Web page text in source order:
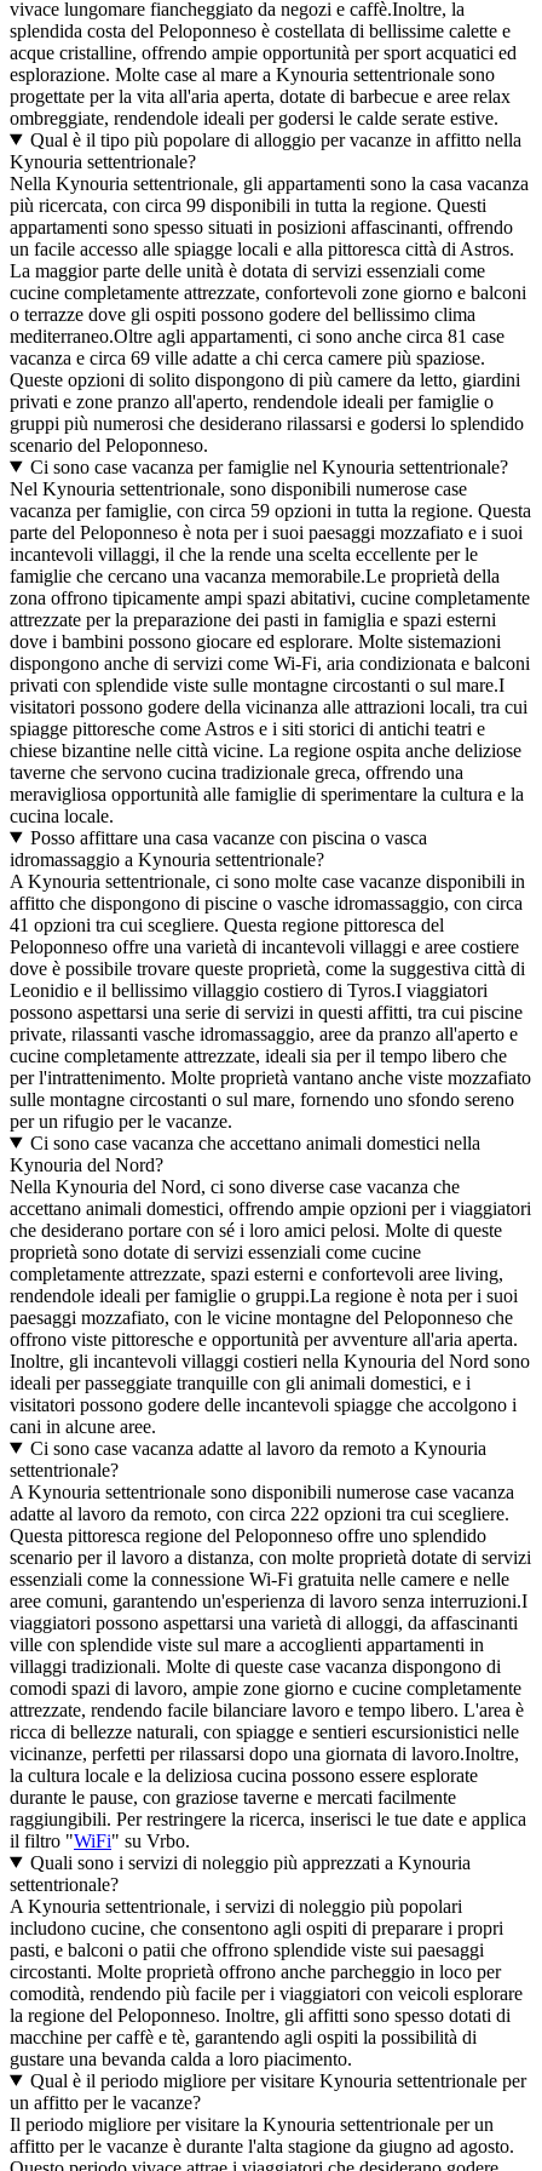
vivace lungomare fiancheggiato da negozi e caffè.Inoltre, la
splendida costa del Peloponneso è costellata di bellissime calette e
acque cristalline, offrendo ampie opportunità per sport acquatici ed
esplorazione. Molte case al mare a Kynouria settentrionale sono
progettate per la vita all'aria aperta, dotate di barbecue e aree relax
ombreggiate, rendendole ideali per godersi le calde serate estive.
Qual è il tipo più popolare di alloggio per vacanze in affitto nella
Kynouria settentrionale?
Nella Kynouria settentrionale, gli appartamenti sono la casa vacanza
più ricercata, con circa 99 disponibili in tutta la regione. Questi
appartamenti sono spesso situati in posizioni affascinanti, offrendo
un facile accesso alle spiagge locali e alla pittoresca città di Astros.
La maggior parte delle unità è dotata di servizi essenziali come
cucine completamente attrezzate, confortevoli zone giorno e balconi
o terrazze dove gli ospiti possono godere del bellissimo clima
mediterraneo.Oltre agli appartamenti, ci sono anche circa 81 case
vacanza e circa 69 ville adatte a chi cerca camere più spaziose.
Queste opzioni di solito dispongono di più camere da letto, giardini
privati e zone pranzo all'aperto, rendendole ideali per famiglie o
gruppi più numerosi che desiderano rilassarsi e godersi lo splendido
scenario del Peloponneso.
Ci sono case vacanza per famiglie nel Kynouria settentrionale?
Nel Kynouria settentrionale, sono disponibili numerose case
vacanza per famiglie, con circa 59 opzioni in tutta la regione. Questa
parte del Peloponneso è nota per i suoi paesaggi mozzafiato e i suoi
incantevoli villaggi, il che la rende una scelta eccellente per le
famiglie che cercano una vacanza memorabile.Le proprietà della
zona offrono tipicamente ampi spazi abitativi, cucine completamente
attrezzate per la preparazione dei pasti in famiglia e spazi esterni
dove i bambini possono giocare ed esplorare. Molte sistemazioni
dispongono anche di servizi come Wi-Fi, aria condizionata e balconi
privati con splendide viste sulle montagne circostanti o sul mare.I
visitatori possono godere della vicinanza alle attrazioni locali, tra cui
spiagge pittoresche come Astros e i siti storici di antichi teatri e
chiese bizantine nelle città vicine. La regione ospita anche deliziose
taverne che servono cucina tradizionale greca, offrendo una
meravigliosa opportunità alle famiglie di sperimentare la cultura e la
cucina locale.
Posso affittare una casa vacanze con piscina o vasca
idromassaggio a Kynouria settentrionale?
A Kynouria settentrionale, ci sono molte case vacanze disponibili in
affitto che dispongono di piscine o vasche idromassaggio, con circa
41 opzioni tra cui scegliere. Questa regione pittoresca del
Peloponneso offre una varietà di incantevoli villaggi e aree costiere
dove è possibile trovare queste proprietà, come la suggestiva città di
Leonidio e il bellissimo villaggio costiero di Tyros.I viaggiatori
possono aspettarsi una serie di servizi in questi affitti, tra cui piscine
private, rilassanti vasche idromassaggio, aree da pranzo all'aperto e
cucine completamente attrezzate, ideali sia per il tempo libero che
per l'intrattenimento. Molte proprietà vantano anche viste mozzafiato
sulle montagne circostanti o sul mare, fornendo uno sfondo sereno
per un rifugio per le vacanze.
Ci sono case vacanza che accettano animali domestici nella
Kynouria del Nord?
Nella Kynouria del Nord, ci sono diverse case vacanza che
accettano animali domestici, offrendo ampie opzioni per i viaggiatori
che desiderano portare con sé i loro amici pelosi. Molte di queste
proprietà sono dotate di servizi essenziali come cucine
completamente attrezzate, spazi esterni e confortevoli aree living,
rendendole ideali per famiglie o gruppi.La regione è nota per i suoi
paesaggi mozzafiato, con le vicine montagne del Peloponneso che
offrono viste pittoresche e opportunità per avventure all'aria aperta.
Inoltre, gli incantevoli villaggi costieri nella Kynouria del Nord sono
ideali per passeggiate tranquille con gli animali domestici, e i
visitatori possono godere delle incantevoli spiagge che accolgono i
cani in alcune aree.
Ci sono case vacanza adatte al lavoro da remoto a Kynouria
settentrionale?
A Kynouria settentrionale sono disponibili numerose case vacanza
adatte al lavoro da remoto, con circa 222 opzioni tra cui scegliere.
Questa pittoresca regione del Peloponneso offre uno splendido
scenario per il lavoro a distanza, con molte proprietà dotate di servizi
essenziali come la connessione Wi-Fi gratuita nelle camere e nelle
aree comuni, garantendo un'esperienza di lavoro senza interruzioni.I
viaggiatori possono aspettarsi una varietà di alloggi, da affascinanti
ville con splendide viste sul mare a accoglienti appartamenti in
villaggi tradizionali. Molte di queste case vacanza dispongono di
comodi spazi di lavoro, ampie zone giorno e cucine completamente
attrezzate, rendendo facile bilanciare lavoro e tempo libero. L'area è
ricca di bellezze naturali, con spiagge e sentieri escursionistici nelle
vicinanze, perfetti per rilassarsi dopo una giornata di lavoro.Inoltre,
la cultura locale e la deliziosa cucina possono essere esplorate
durante le pause, con graziose taverne e mercati facilmente
raggiungibili. Per restringere la ricerca, inserisci le tue date e applica
il filtro "WiFi" su Vrbo.
Quali sono i servizi di noleggio più apprezzati a Kynouria
settentrionale?
A Kynouria settentrionale, i servizi di noleggio più popolari
includono cucine, che consentono agli ospiti di preparare i propri
pasti, e balconi o patii che offrono splendide viste sui paesaggi
circostanti. Molte proprietà offrono anche parcheggio in loco per
comodità, rendendo più facile per i viaggiatori con veicoli esplorare
la regione del Peloponneso. Inoltre, gli affitti sono spesso dotati di
macchine per caffè e tè, garantendo agli ospiti la possibilità di
gustare una bevanda calda a loro piacimento.
Qual è il periodo migliore per visitare Kynouria settentrionale per
un affitto per le vacanze?
Il periodo migliore per visitare la Kynouria settentrionale per un
affitto per le vacanze è durante l'alta stagione da giugno ad agosto.